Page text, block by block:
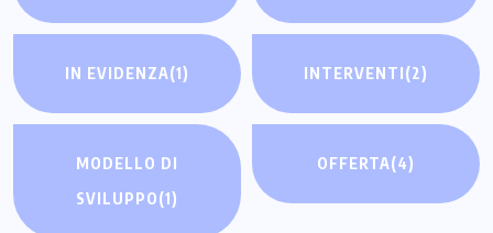
IN EVIDENZA(1) INTERVENTI(2)
MODELLO DI
SVILUPPO(1)
OFFERTA(4)